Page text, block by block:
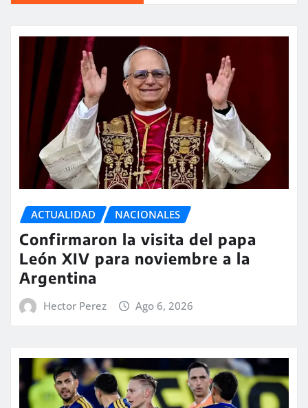
ACTUALIDAD NACIONALES
Confirmaron la visita del papa
León XIV para noviembre a la
Argentina
Hector Perez Ago 6, 2026